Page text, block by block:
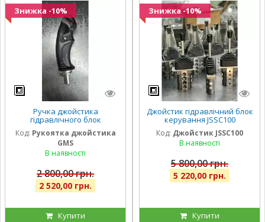
Знижка -10%
Ручка джойстика
гідравлічного блок
керування імпортний
(ВНМ-100)
Код: Рукоятка джойстика
GMS
В наявності
2 800,00 грн.
2 520,00 грн.
Купити
Знижка -10%
Джойстик гідравлічний блок
керування JSSC100
імпортний (В MH-100) на 1
секцію
Код: Джойстик JSSC100
В наявності
5 800,00 грн.
5 220,00 грн.
Купити